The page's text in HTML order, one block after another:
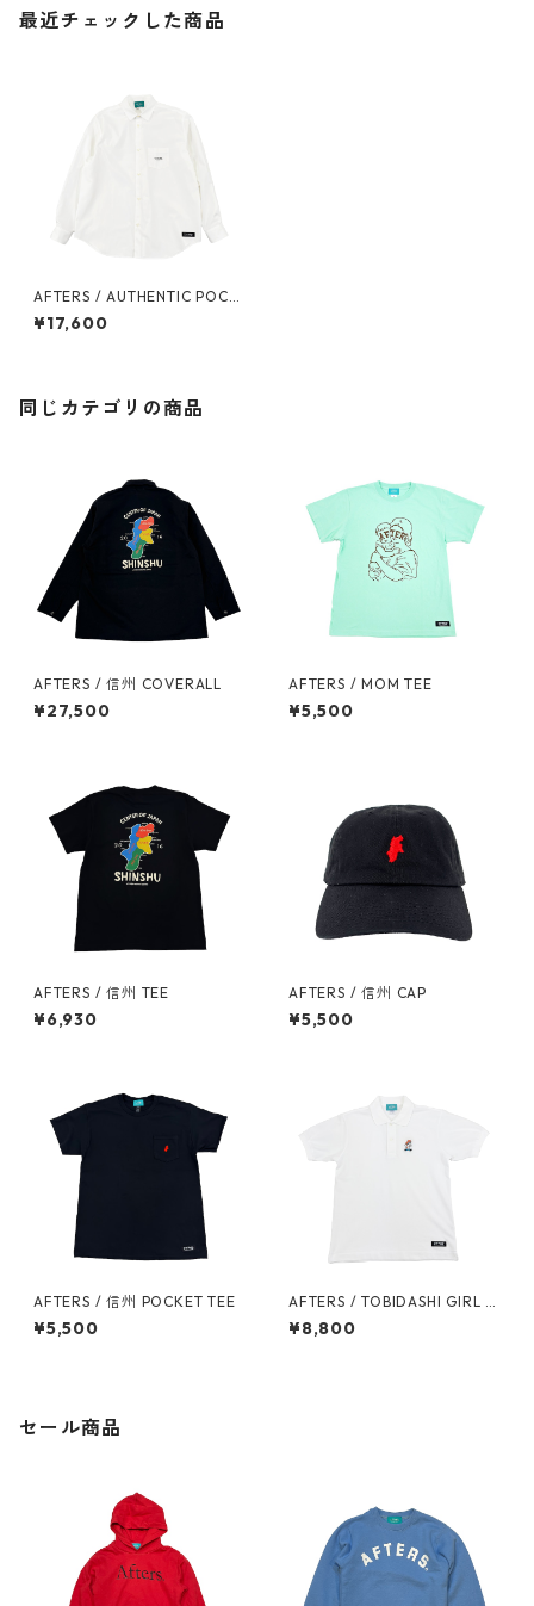
最近チェックした商品
AFTERS / AUTHENTIC POCK
ET SHIRT
¥17,600
同じカテゴリの商品
AFTERS / 信州 COVERALL
¥27,500
AFTERS / MOM TEE
¥5,500
AFTERS / 信州 TEE
¥6,930
AFTERS / 信州 CAP
¥5,500
AFTERS / 信州 POCKET TEE
¥5,500
AFTERS / TOBIDASHI GIRL P
OLO
¥8,800
セール商品